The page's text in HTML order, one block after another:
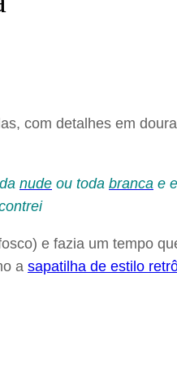
com detalhes em
nude ou toda branca e
e fazia um tempo
a sapatilha de estilo